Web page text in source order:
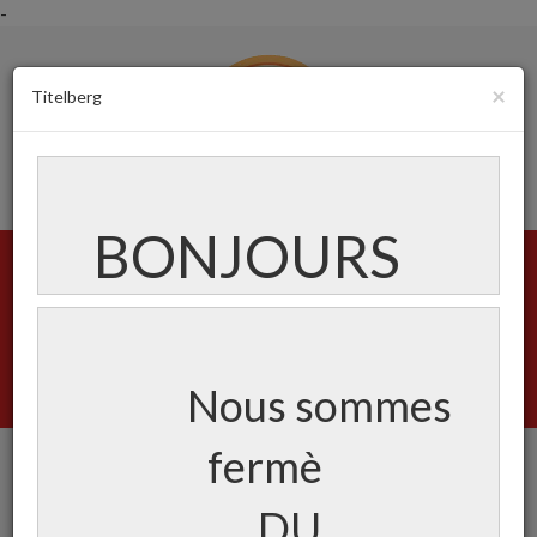
-
Titelberg ×
BONJOURS
Nous sommes
fermè
Menu